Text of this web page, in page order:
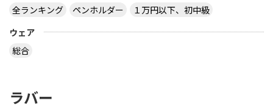
http://table-tennis.ocnk.net/ こちらでユニフォー
おうと思っているのは Li-Ning リーニン 中国代表ユ
全ランキング
ペンホルダー
１万円以下、初中級
ウェア
総合
ラバー